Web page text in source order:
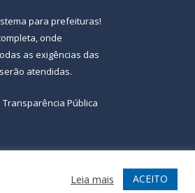
para prefeituras!
onde
as exigências das
serão atendidas.
Transparência Pública
Acessar Webmail
Leia mais ACEITO